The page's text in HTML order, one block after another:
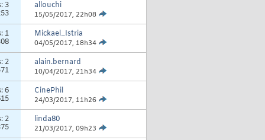
3
allouchi
15/05/2017, 22h08
1
Mickael_Istria
04/05/2017, 18h34
2
alain.bernard
10/04/2017, 21h34
6
CinePhil
24/03/2017, 11h26
2
linda80
21/03/2017, 09h23